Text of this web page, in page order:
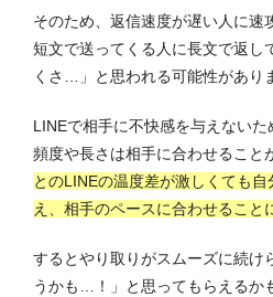
そのため、返信速度が遅い人に速
短文で送ってくる人に長文で返し
くさ…」と思われる可能性があり
LINEで相手に不快感を与えない
頻度や長さは相手に合わせること
とのLINEの温度差が激しくても
え、相手のペースに合わせること
するとやり取りがスムーズに続け
うかも…！」と思ってもらえるか